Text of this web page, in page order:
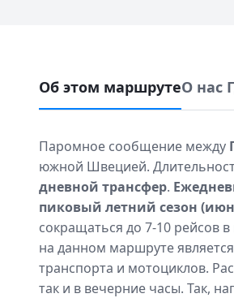
Об этом маршрутеО нас
Паромное сообщение между
южной Швецией.
дневной трансфер.
пиковый летний сезон
сокращаться до 7-10 рейсов
на данном маршруте является
транспорта и мотоциклов.
так и в вечерние часы. Так,